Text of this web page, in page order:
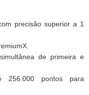
precisão superior a 1
de primeira e
256.000 pontos para